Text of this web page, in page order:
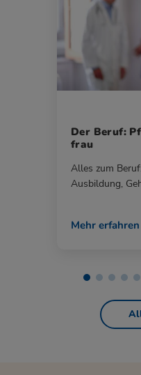
Der Beruf:
frau
Alles zum
Ausbildung,
Mehr erfahren